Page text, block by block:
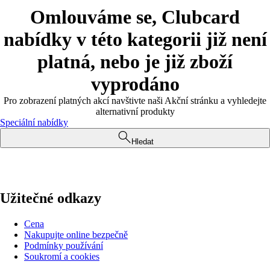
Omlouváme se, Clubcard
nabídky v této kategorii již není
platná, nebo je již zboží
vyprodáno
Pro zobrazení platných akcí navštivte naši Akční stránku a vyhledejte
alternativní produkty
Speciální nabídky
Hledat
Užitečné odkazy
Cena
Nakupujte online bezpečně
Podmínky používání
Soukromí a cookies